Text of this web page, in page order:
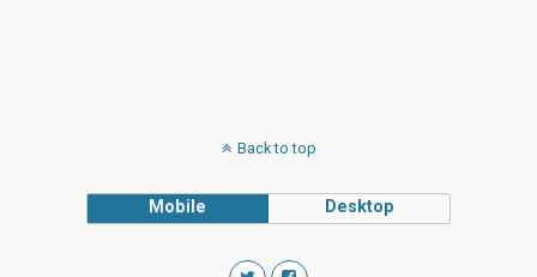
Back to top
Mobile Desktop